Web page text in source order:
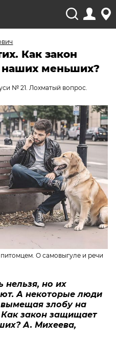
Как закон
наших меньших?
№ 21. Лохматый вопрос.
О самовыгуле и речи
но их
А некоторые люди
вымещая злобу на
закон защищает
А. Михеева,